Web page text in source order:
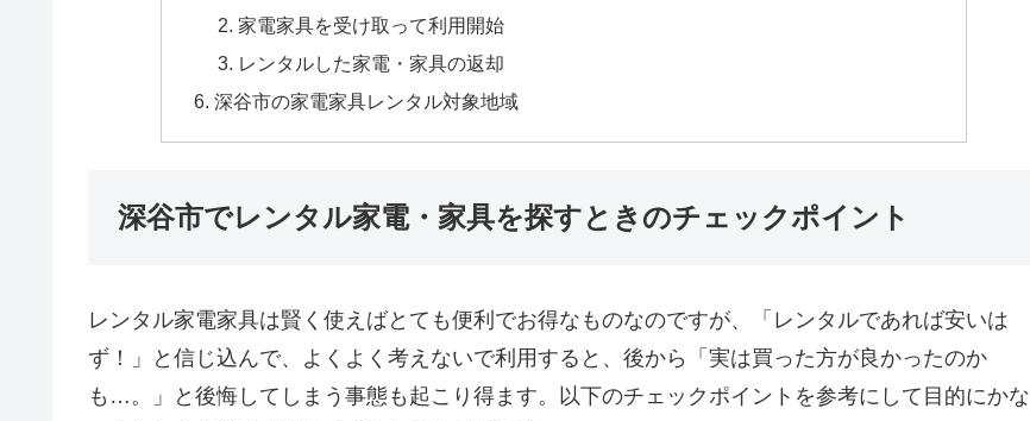
家電家具を受け取って利用開始
レンタルした家電・家具の返却
深谷市の家電家具レンタル対象地域
深谷市でレンタル家電・家具を探すときのチェックポイント
レンタル家電家具は賢く使えばとても便利でお得なものなのですが、「レンタルであれば安いは
ず！」と信じ込んで、よくよく考えないで利用すると、後から「実は買った方が良かったのか
も…。」と後悔してしまう事態も起こり得ます。以下のチェックポイントを参考にして目的にかな